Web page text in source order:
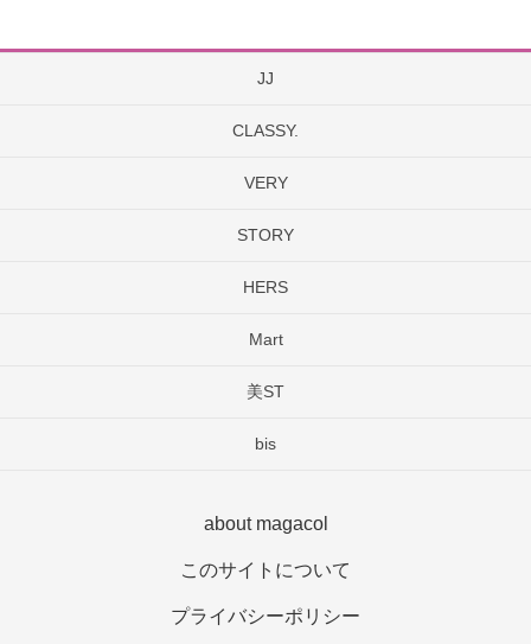
JJ
CLASSY.
VERY
STORY
HERS
Mart
美ST
bis
about magacol
このサイトについて
プライバシーポリシー